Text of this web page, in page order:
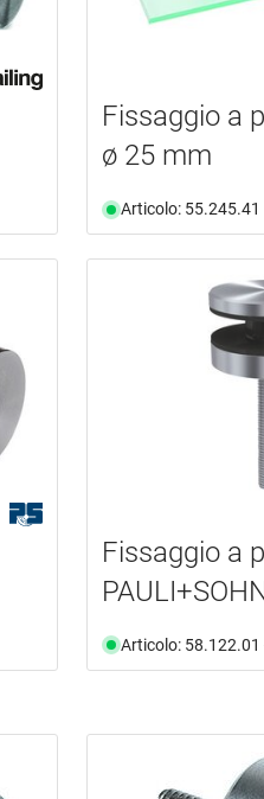
Fissaggio a
ø 25 mm
Articolo: 55.245.41
Fissaggio a
Articolo: 58.122.01